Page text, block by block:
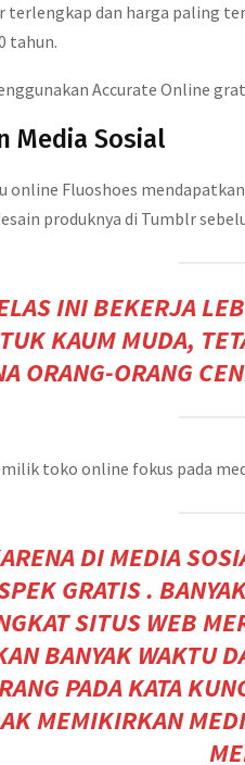
dan harga paling
tahun.
Accurate Online
Media Sosial
online Fluoshoes
produknya di Tumblr
INI BEKERJA
KAUM MUDA,
ORANG-ORANG
toko online fokus pada
DI MEDIA
GRATIS .
SITUS WEB
BANYAK WAKTU
PADA KATA
MEMIKIRKAN